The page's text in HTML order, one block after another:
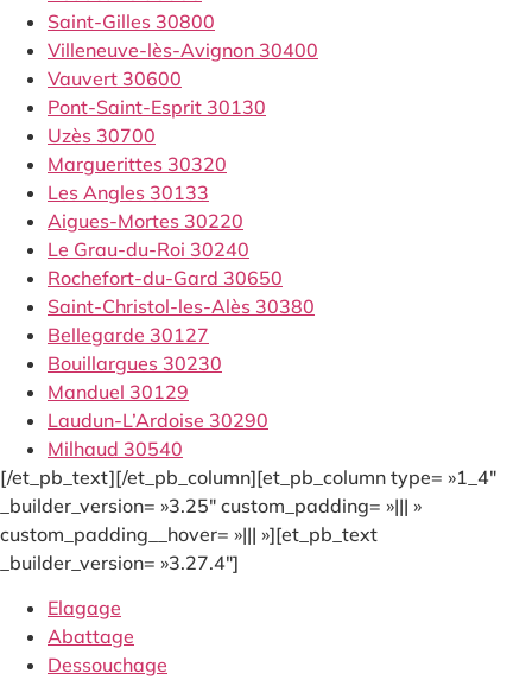
Saint-Gilles 30800
Villeneuve-lès-Avignon 30400
Vauvert 30600
Pont-Saint-Esprit 30130
Uzès 30700
Marguerittes 30320
Les Angles 30133
Aigues-Mortes 30220
Le Grau-du-Roi 30240
Rochefort-du-Gard 30650
Saint-Christol-les-Alès 30380
Bellegarde 30127
Bouillargues 30230
Manduel 30129
Laudun-L’Ardoise 30290
Milhaud 30540
[/et_pb_text][/et_pb_column][et_pb_column type= »1_4″
_builder_version= »3.25″ custom_padding= »||| »
custom_padding__hover= »||| »][et_pb_text
_builder_version= »3.27.4″]
Elagage
Abattage
Dessouchage